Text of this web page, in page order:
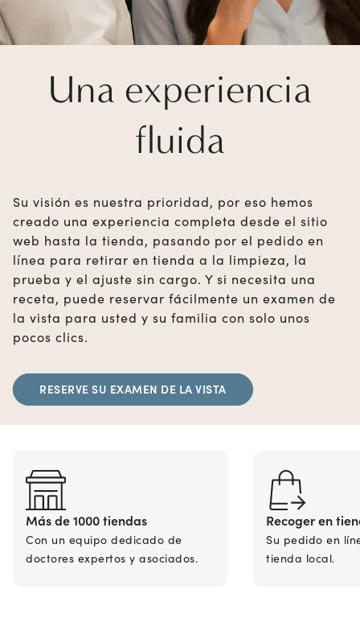
Una experiencia
fluida
Su visión es nuestra prioridad, por eso hemos
creado una experiencia completa desde el sitio
web hasta la tienda, pasando por el pedido en
línea para retirar en tienda a la limpieza, la
prueba y el ajuste sin cargo. Y si necesita una
receta, puede reservar fácilmente un examen de
la vista para usted y su familia con solo unos
pocos clics.
RESERVE SU EXAMEN DE LA VISTA
Más de 1000 tiendas
Con un equipo dedicado de
doctores expertos y asociados.
Recoger en
Su pedido en
tienda local.